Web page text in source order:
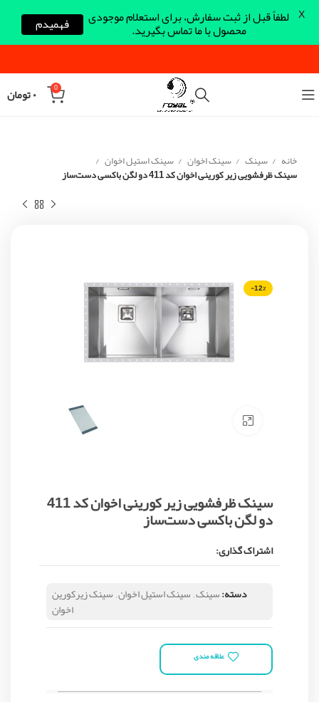
0 ۰تومان
خانه سینک سینک اخوان سینک استیل اخوان
سینک ظرفشویی زیر کورینی اخوان کد 411 دو لگن باکسی دست‌ساز
-12%
سینک ظرفشویی زیر کورینی اخوان کد 411
دو لگن باکسی دست‌ساز
اشتراک گذاری:
دسته:سینک,سینک استیل اخوان,سینک زیرکورین
اخوان
علاقه مندی
لطفاً قبل از ثبت سفارش، برای استعلام موجودی
محصول با ما تماس بگیرید. فهمیدم X